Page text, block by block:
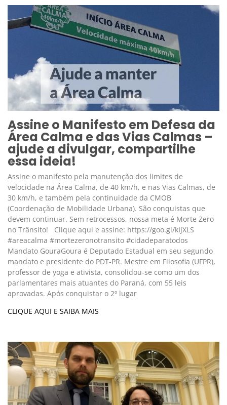
Assine o Manifesto em Defesa da
Área Calma e das Vias Calmas –
ajude a divulgar, compartilhe
essa ideia!
Assine o manifesto pela manutenção dos limites de
velocidade na Área Calma, de 40 km/h, e nas Vias Calmas, de
30 km/h, e também pela continuidade da CMOB
(Coordenação de Mobilidade Urbana). São conquistas que
devem continuar. Sem retrocessos, nossa meta é Morte Zero
no Trânsito! Clique aqui e assine: https://goo.gl/kIjXLS
#areacalma #mortezeronotransito #cidadeparatodos
Mandato GouraGoura é Deputado Estadual em seu segundo
mandato e presidente do PDT-PR. Mestre em Filosofia (UFPR),
professor de yoga e ativista, consolidou-se como um dos
parlamentares mais atuantes do Paraná, com 55 leis
aprovadas. Após conquistar o 2º lugar
CLIQUE AQUI E SAIBA MAIS